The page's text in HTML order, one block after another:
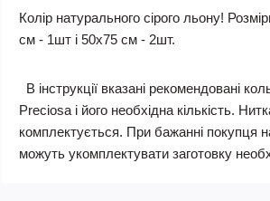
Колір натурального сірого льону!
см - 1шт і 50х75 см - 2шт.
В інструкції вказані рекомендовані
Preciosa і його необхідна кількість.
комплектується. При бажанні покупця
можуть укомплектувати заготовку